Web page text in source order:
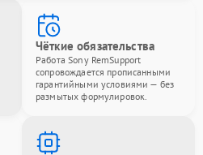
Чёткие обязательства
Работа Sony RemSupport
сопровождается прописанными
гарантийными условиями — без
размытых формулировок.